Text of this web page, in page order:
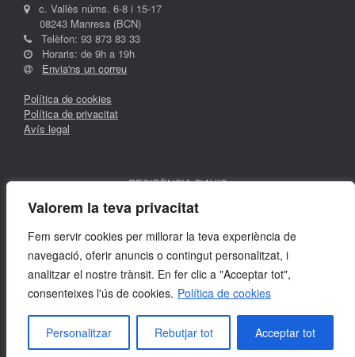
Valorem la teva privacitat
Fem servir cookies per millorar la teva experiència de
navegació, oferir anuncis o contingut personalitzat, i
analitzar el nostre trànsit. En fer clic a "Acceptar tot",
consenteixes l'ús de cookies. Política de cookies
Personalitzar Rebutjar tot Acceptar tot
c. Vallès núms. 6-8 i 15-17
08243 Manresa (BCN)
Telèfon: 93 873 83 33
Horaris: de 9h a 19h
Envia'ns un correu
Política de cookies
Política de privacitat
Avís legal
RESIDÈNCIA D'AVIS
Fundació privada sense ànim de lucre